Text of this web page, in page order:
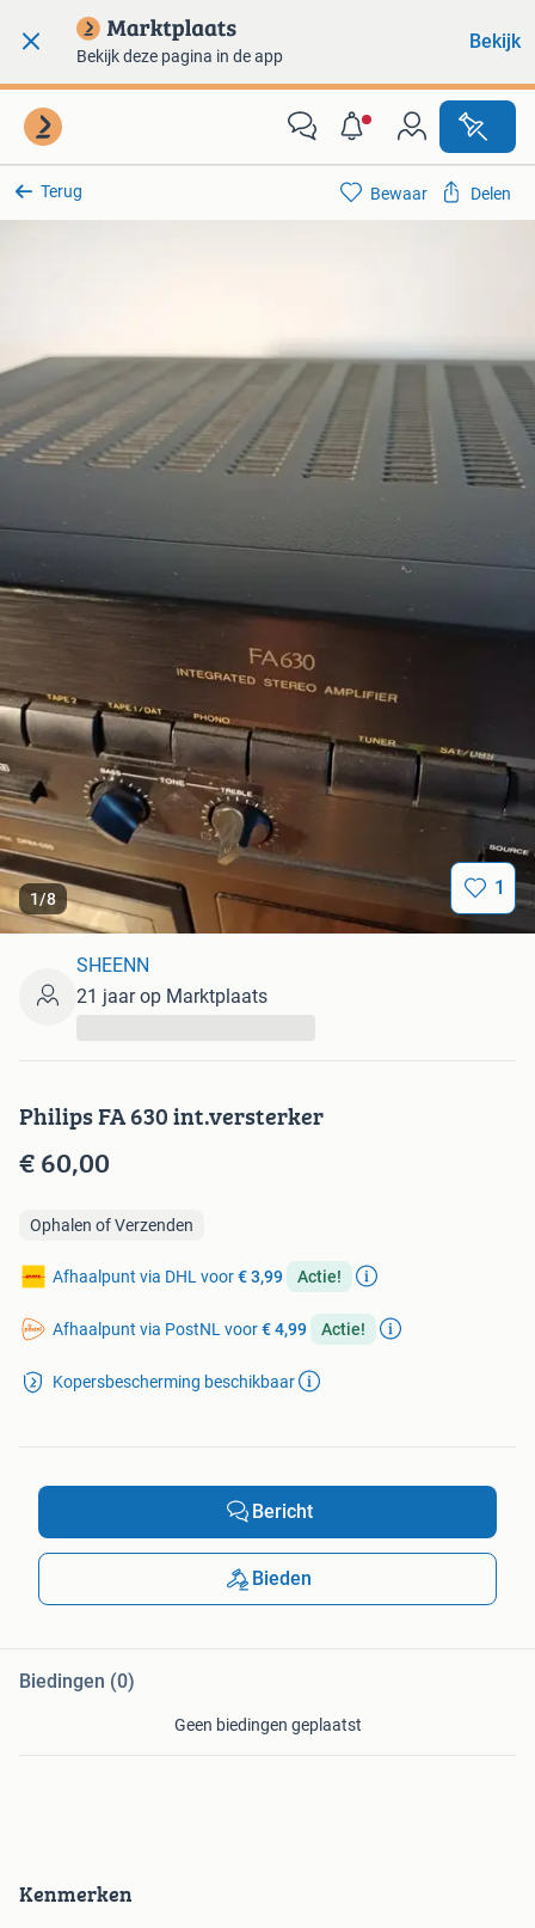
Bekijk deze pagina in de app
Bekijk
Terug
1/8 1
Kenmerken
Bewaar Delen
Philips FA 630 int.versterker
€ 60,00
Ophalen of Verzenden
Afhaalpunt via DHL voor€ 3,99 Actie!
Afhaalpunt via PostNL voor€ 4,99 Actie!
Kopersbescherming beschikbaar
SHEENN
21 jaar op Marktplaats
Bericht
Bieden
Biedingen (0)
Geen biedingen geplaatst